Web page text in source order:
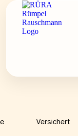
Versichert